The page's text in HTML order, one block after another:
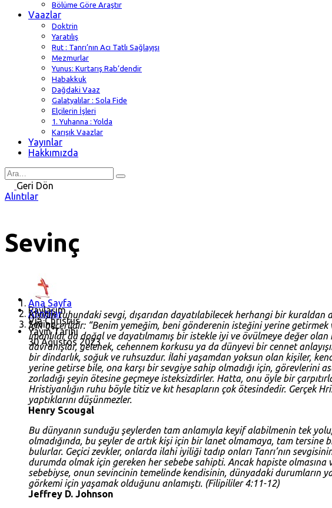
Bölüme Göre Araştır
Vaazlar
Doktrin
Yaratılış
Rut : Tanrı’nın Acı Tatlı Sağlayışı
Mezmurlar
Yunus: Kurtarış Rab’dendir
Habakkuk
Dağdaki Vaaz
Galatyalılar : Sola Fide
Elçilerin İşleri
1. Yuhanna : Yolda
Karışık Vaazlar
Yayınlar
Hakkımızda
Search
forGeri Dön
Alıntılar
Sevinç
Paylaşım
Via Christus
Yayın Tarihi
30 Ağustos 2023
Ana Sayfa
Alıntılar
Sevinç
Kişinin ruhundaki sevgi, dışarıdan dayatılabilecek herhangi bir kuraldan
için geçerlidir: “Benim yemeğim, beni gönderenin isteğini yerine getirmek
imanlılar da doğal ve dayatılmamış bir istekle iyi ve övülmeye değer
davranışlar, gelenek, cehennem korkusu ya da dünyevi bir cennet
bir dindarlık, soğuk ve ruhsuzdur. İlahi yaşamdan yoksun olan kişiler,
yerine getirse bile, ona karşı bir sevgiye sahip olmadığı için, görevlerini
zorladığı şeyin ötesine geçmeye isteksizdirler. Hatta, onu öyle bir
Hristiyanlığın ruhu böyle titiz ve kıt hesapların çok ötesindedir. Gerçek
yaptıklarını düşünmezler.
Henry Scougal
Bu dünyanın sunduğu şeylerden tam anlamıyla keyif alabilmenin tek
olmadığında, bu şeyler de artık kişi için bir lanet olmamaya, tam tersine
bulurlar. Geçici zevkler, onlarda ilahi iyiliği tadıp onları Tanrı’nın
durumda olmak için gereken her sebebe sahipti. Ancak hapiste
sebebiyse, onun sevincinin temelinde kendisinin, dünyadaki durumların ya
görkemi için yaşamak olduğunu anlamıştı. (Filipililer 4:11-12)
Jeffrey D. Johnson